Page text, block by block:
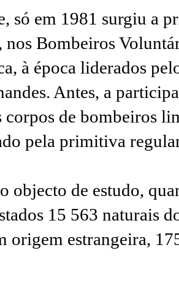
só em 1981 surgiu a
nos Bombeiros
à época liderados
Antes, a
corpos de bombeiros
pela primitiva
objecto de estudo,
15 563 naturais
origem estrangeira,